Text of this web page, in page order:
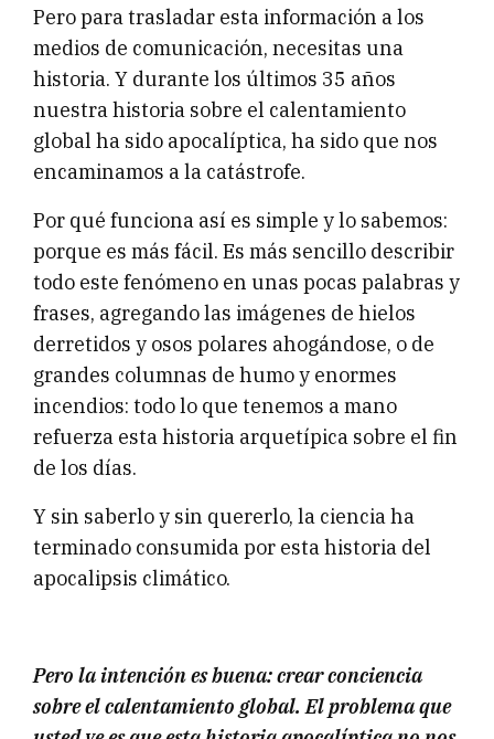
Pero para trasladar esta información a los
medios de comunicación, necesitas una
historia. Y durante los últimos 35 años
nuestra historia sobre el calentamiento
global ha sido apocalíptica, ha sido que nos
encaminamos a la catástrofe.
Por qué funciona así es simple y lo sabemos:
porque es más fácil. Es más sencillo describir
todo este fenómeno en unas pocas palabras y
frases, agregando las imágenes de hielos
derretidos y osos polares ahogándose, o de
grandes columnas de humo y enormes
incendios: todo lo que tenemos a mano
refuerza esta historia arquetípica sobre el fin
de los días.
Y sin saberlo y sin quererlo, la ciencia ha
terminado consumida por esta historia del
apocalipsis climático.
Pero la intención es buena: crear conciencia
sobre el calentamiento global. El problema que